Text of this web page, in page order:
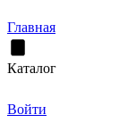
Главная
Каталог
Войти